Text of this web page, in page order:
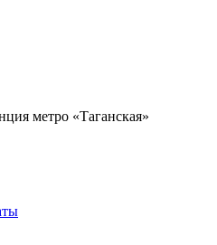
метро «Таганская»